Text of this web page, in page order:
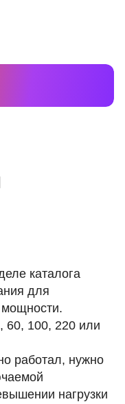
каталога
для
60, 100, 220 или
работал, нужно
нагрузки